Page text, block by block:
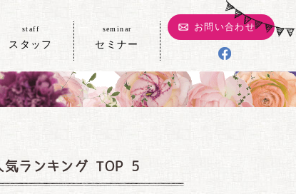
お問い合わせ
staff
スタッフ
seminar
セミナー
気ランキング TOP 5